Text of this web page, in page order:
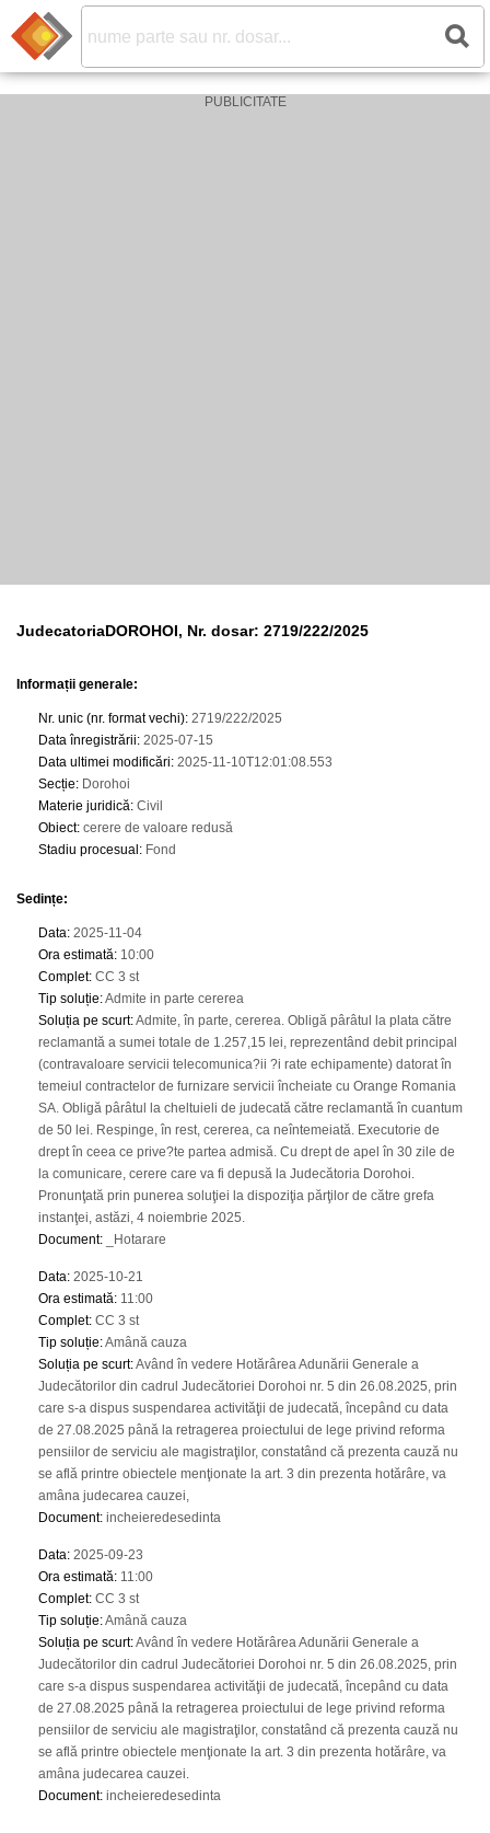
JudecatoriaDOROHOI, Nr. dosar: 2719/222/2025
Informații generale:
Nr. unic (nr. format vechi): 2719/222/2025
Data înregistrării: 2025-07-15
Data ultimei modificări: 2025-11-10T12:01:08.553
Secție: Dorohoi
Materie juridică: Civil
Obiect: cerere de valoare redusă
Stadiu procesual : Fond
Sedințe:
Data: 2025-11-04
Ora estimată: 10:00
Complet: CC 3 st
Tip soluție:Admite in parte cererea
Soluția pe scurt:Admite, în parte, cererea. Obligă pârâtul la plata către
reclamantă a sumei totale de 1.257,15 lei, reprezentând debit principal
(contravaloare servicii telecomunica?ii ?i rate echipamente) datorat în
temeiul contractelor de furnizare servicii încheiate cu Orange Romania
SA. Obligă pârâtul la cheltuieli de judecată către reclamantă în cuantum
de 50 lei. Respinge, în rest, cererea, ca neîntemeiată. Executorie de
drept în ceea ce prive?te partea admisă. Cu drept de apel în 30 zile de
la comunicare, cerere care va fi depusă la Judecătoria Dorohoi.
Pronunţată prin punerea soluţiei la dispoziţia părţilor de către grefa
instanţei, astăzi, 4 noiembrie 2025.
Document: _Hotarare
Data: 2025-10-21
Ora estimată: 11:00
Complet: CC 3 st
Tip soluție:Amână cauza
Soluția pe scurt:Având în vedere Hotărârea Adunării Generale a
Judecătorilor din cadrul Judecătoriei Dorohoi nr. 5 din 26.08.2025, prin
care s-a dispus suspendarea activităţii de judecată, începând cu data
de 27.08.2025 până la retragerea proiectului de lege privind reforma
pensiilor de serviciu ale magistraţilor, constatând că prezenta cauză nu
se află printre obiectele menţionate la art. 3 din prezenta hotărâre, va
amâna judecarea cauzei,
Document: incheieredesedinta
Data: 2025-09-23
Ora estimată: 11:00
Complet: CC 3 st
Tip soluție:Amână cauza
Soluția pe scurt:Având în vedere Hotărârea Adunării Generale a
Judecătorilor din cadrul Judecătoriei Dorohoi nr. 5 din 26.08.2025, prin
care s-a dispus suspendarea activităţii de judecată, începând cu data
de 27.08.2025 până la retragerea proiectului de lege privind reforma
pensiilor de serviciu ale magistraţilor, constatând că prezenta cauză nu
se află printre obiectele menţionate la art. 3 din prezenta hotărâre, va
amâna judecarea cauzei.
Document: incheieredesedinta